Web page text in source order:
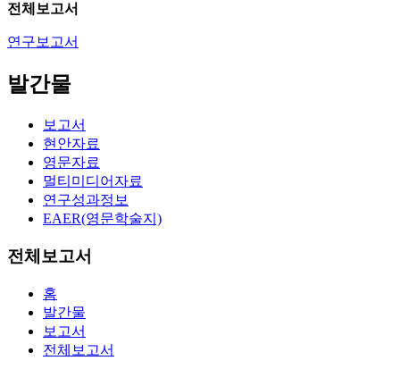
전체보고서
연구보고서
발간물
보고서
현안자료
영문자료
멀티미디어자료
연구성과정보
EAER(영문학술지)
전체보고서
홈
발간물
보고서
전체보고서